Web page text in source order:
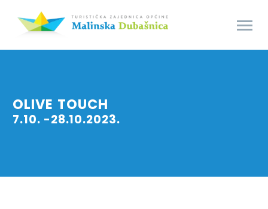
OLIVE TOUCH
7.10. -28.10.2023.